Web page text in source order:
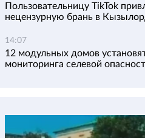
Пользовательницу TikTok
нецензурную брань в
14:07
12 модульных домов
мониторинга селевой